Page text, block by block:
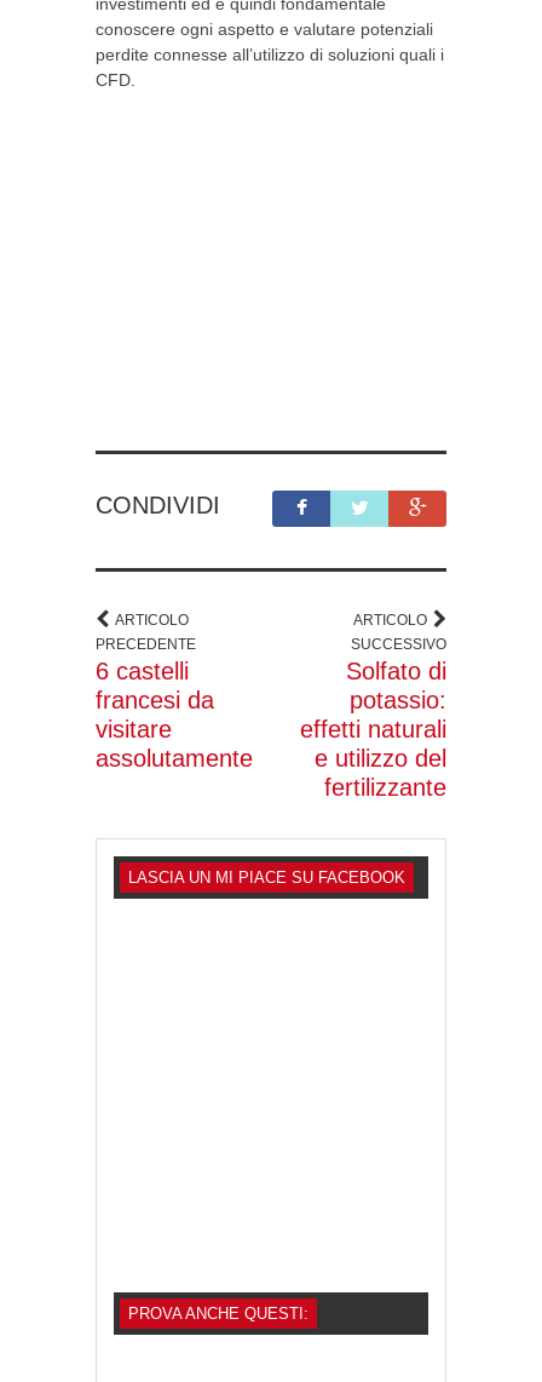
conoscere ogni aspetto e valutare potenziali
perdite connesse all’utilizzo di soluzioni quali i
CFD.
CONDIVIDI
ARTICOLO
PRECEDENTE
6 castelli
francesi da
visitare
assolutamente
ARTICOLO
SUCCESSIVO
Solfato di
potassio:
effetti naturali
e utilizzo del
fertilizzante
LASCIA UN MI PIACE SU FACEBOOK
PROVA ANCHE QUESTI: